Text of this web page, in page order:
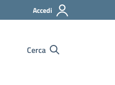
Accedi
Cerca